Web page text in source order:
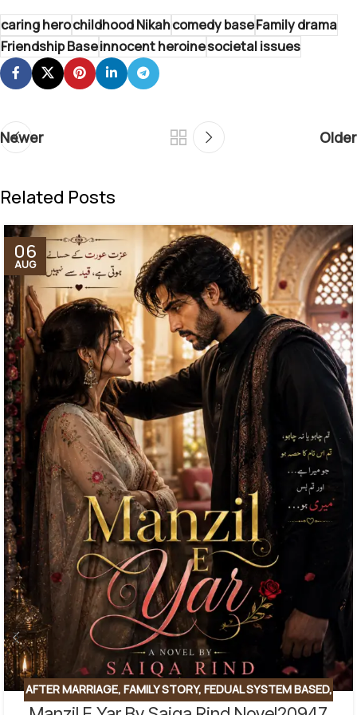
caring herochildhood Nikahcomedy baseFamily drama
Friendship Baseinnocent heroinesocietal issues
Newer Older
Related Posts
06
AUG
AFTER MARRIAGE, FAMILY STORY, FEDUAL SYSTEM BASED,
FORCED MARRIAGE BASED,REVENGE BASED NOVELS ,